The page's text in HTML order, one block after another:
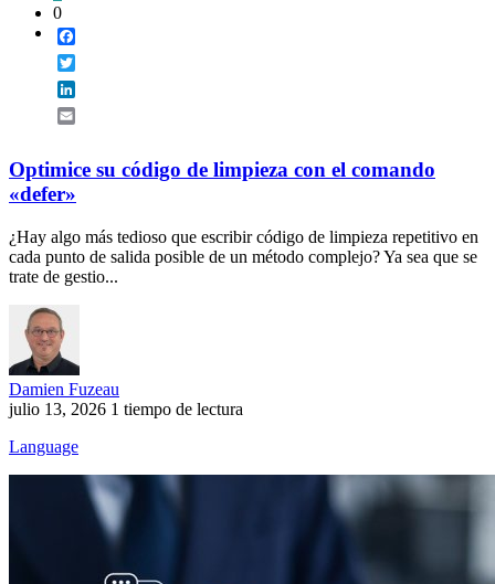
0
Optimice su código de limpieza con el comando
«defer»
¿Hay algo más tedioso que escribir código de limpieza repetitivo en
cada punto de salida posible de un método complejo? Ya sea que se
trate de gestio...
Damien Fuzeau
julio 13, 2026 1 tiempo de lectura
Language